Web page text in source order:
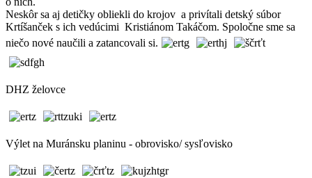
Neskôr sa aj detičky obliekli do krojov a privítali detský súbor
Krtíšanček s ich vedúcimi Kristiánom Takáčom. Spoločne sme sa
niečo nové naučili a zatancovali si.
DHZ želovce
Výlet na Muránsku planinu - obrovisko/ sysľovisko